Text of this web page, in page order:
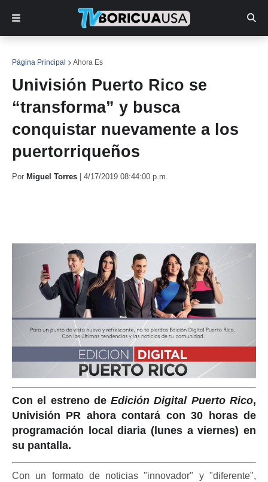
Página Principal Ahora Es
Univisión Puerto Rico se
“transforma” y busca
conquistar nuevamente a los
puertorriqueños
Por Miguel Torres 4/17/2019 08:44:00 p.m.
Con el estreno deEdición Digital Puerto Rico,
Univisión PR ahora contará con 30 horas de
programación local diaria (lunes a viernes) en
su pantalla.
Con un formato de noticias "innovador" y "diferente",